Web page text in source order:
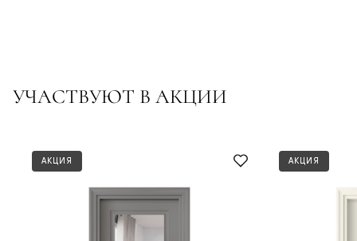
УЧАСТВУЮТ В АКЦИИ
АКЦИЯ АКЦИЯ